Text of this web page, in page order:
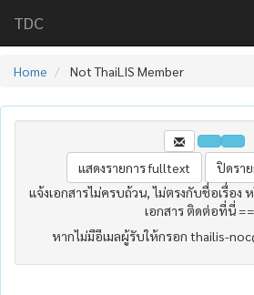
TDC
Home Not ThaiLIS Member
แจ้งเอกสารไม่ครบถ้วน, ไม่ตรงกับชื่อเรื่อง
เอกสาร ติดต่อที่นี่
หากไม่มีอีเมลผู้รับให้กรอก thailis-